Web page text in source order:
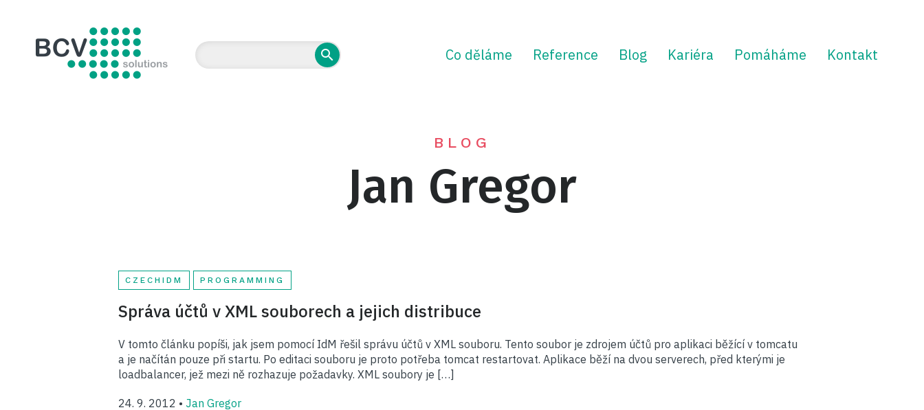
Co děláme Reference Blog Kariéra Pomáháme Kontakt
BLOG
Jan Gregor
CZECHIDM PROGRAMMING
Správa účtů v XML souborech a jejich distribuce
V tomto článku popíši, jak jsem pomocí IdM řešil správu účtů v XML souboru. Tento soubor je zdrojem účtů pro aplikaci běžící v tomcatu
a je načítán pouze při startu. Po editaci souboru je proto potřeba tomcat restartovat. Aplikace běží na dvou serverech, před kterými je
loadbalancer, jež mezi ně rozhazuje požadavky. XML soubory je […]
24. 9. 2012 • Jan Gregor